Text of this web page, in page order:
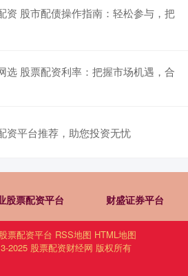
资 股市配债操作指南：轻松参与，把
选 股票配资利率：把握市场机遇，合
资平台推荐，助您投资无忧
股票配资平台 财盛证券平台
票配资平台 RSS地图 HTML地图
2025 股票配资财经网 版权所有